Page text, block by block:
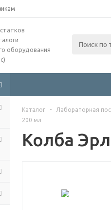
Каталог - Лабораторная
200 мл
Колба